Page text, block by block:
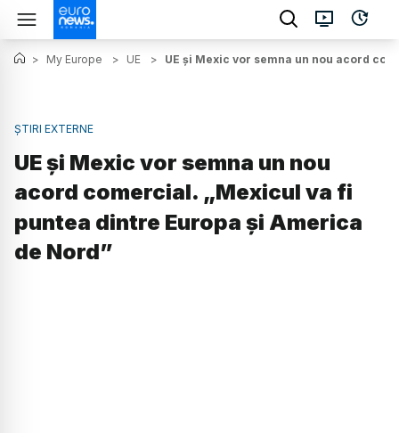
> My Europe > UE > UE și Mexic vor semna un nou acord
ȘTIRI EXTERNE
UE și Mexic vor semna un nou
acord comercial. „Mexicul va fi
puntea dintre Europa și America
de Nord”